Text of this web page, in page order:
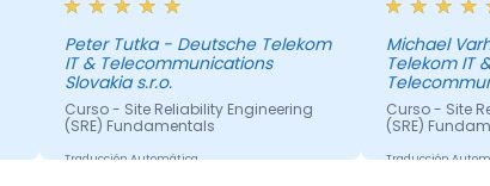
discusiones y
Peter Tutka - Deutsche Telekom
IT & Telecommunications
Slovakia s.r.o.
Curso - Site Reliability Engineering
(SRE) Fundamentals
Traducción Automática
Michael
Telekom IT &
s.r.o.
Curso - Site
(SRE)
Traducción